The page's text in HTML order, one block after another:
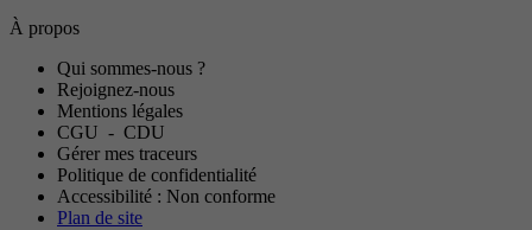
À propos
Qui sommes-nous ?
Rejoignez-nous
Mentions légales
CGU - CDU
Gérer mes traceurs
Politique de confidentialité
Accessibilité : Non conforme
Plan de site